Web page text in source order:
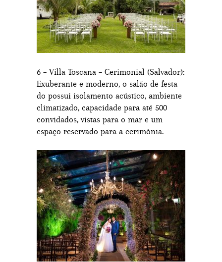
6 – Villa Toscana – Cerimonial (Salvador):
Exuberante e moderno, o salão de festa
do possui isolamento acústico, ambiente
climatizado, capacidade para até 500
convidados, vistas para o mar e um
espaço reservado para a cerimônia.